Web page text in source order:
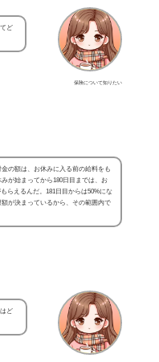
保険について知りたい
ど
の額は、お休みに入る前の給料をも
が始まってから180日目までは、お
らえるんだ。181日目からは50%にな
が決まっているから、その範囲内で
ど